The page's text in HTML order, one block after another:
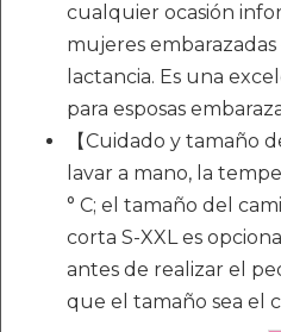
cualquier ocasión
mujeres
lactancia. Es una
para esposas
【Cuidado y tamaño
lavar a mano, la
° C; el tamaño del
corta S-XXL es
antes de realizar el
que el tamaño sea el